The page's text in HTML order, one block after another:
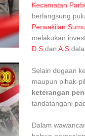
Kecamatan
berlangsung
Perwakilan
melakukan
D.S dan A.S
Selain dugaan
maupun pihak-
keterangan
tandatangani
Dalam